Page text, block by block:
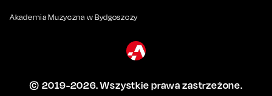
Akademia Muzyczna w Bydgoszczy
© 2019-2026. Wszystkie prawa zastrzeżone.